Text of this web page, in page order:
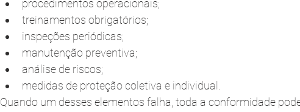
procedimentos operacionais;
treinamentos obrigatórios;
inspeções periódicas;
manutenção preventiva;
análise de riscos;
medidas de proteção coletiva e individual.
Quando um desses elementos falha, toda a conformidade